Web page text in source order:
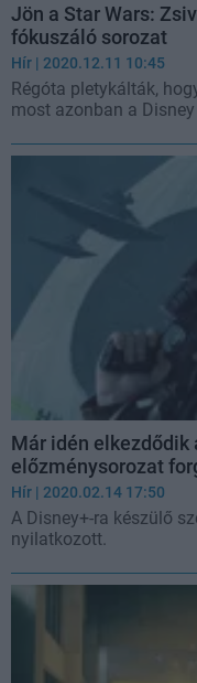
Jön a Star Wars:
fókuszáló sorozat
Hír | 2020.12.11 10:45
Régóta pletykálták,
most azonban a
Már idén elkezdődik
előzménysorozat
Hír | 2020.02.14 17:50
A Disney+-ra készülő
nyilatkozott.